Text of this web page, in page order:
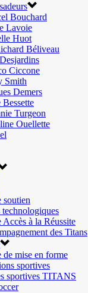
Bouchard
Lavoie
Huot
Béliveau
Ciccone
Smith
Demers
Turgeon
Ouellette
soutien
technologiques
Accès à la Réussite
des Titans
de mise en forme
sportives
sportives TITANS